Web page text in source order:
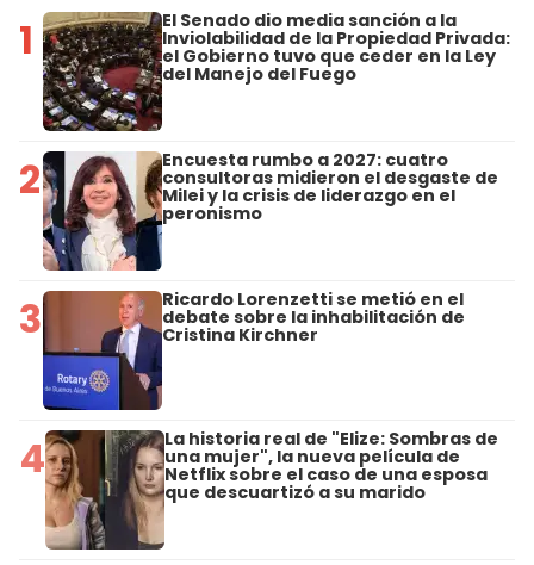
1 El Senado dio media sanción a la
Inviolabilidad de la Propiedad Privada:
el Gobierno tuvo que ceder en la Ley
del Manejo del Fuego
2 Encuesta rumbo a 2027: cuatro
consultoras midieron el desgaste de
Milei y la crisis de liderazgo en el
peronismo
3 Ricardo Lorenzetti se metió en el
debate sobre la inhabilitación de
Cristina Kirchner
4 La historia real de "Elize: Sombras de
una mujer", la nueva película de
Netflix sobre el caso de una esposa
que descuartizó a su marido